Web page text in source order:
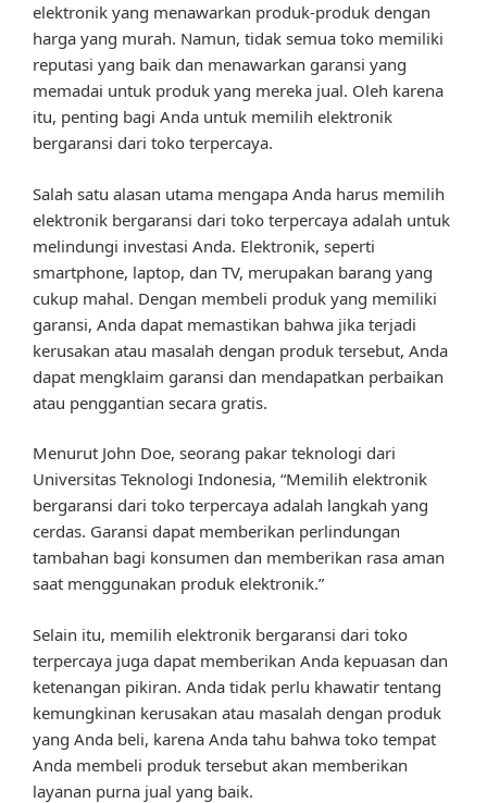
elektronik yang menawarkan produk-produk dengan
harga yang murah. Namun, tidak semua toko memiliki
reputasi yang baik dan menawarkan garansi yang
memadai untuk produk yang mereka jual. Oleh karena
itu, penting bagi Anda untuk memilih elektronik
bergaransi dari toko terpercaya.
Salah satu alasan utama mengapa Anda harus memilih
elektronik bergaransi dari toko terpercaya adalah untuk
melindungi investasi Anda. Elektronik, seperti
smartphone, laptop, dan TV, merupakan barang yang
cukup mahal. Dengan membeli produk yang memiliki
garansi, Anda dapat memastikan bahwa jika terjadi
kerusakan atau masalah dengan produk tersebut, Anda
dapat mengklaim garansi dan mendapatkan perbaikan
atau penggantian secara gratis.
Menurut John Doe, seorang pakar teknologi dari
Universitas Teknologi Indonesia, “Memilih elektronik
bergaransi dari toko terpercaya adalah langkah yang
cerdas. Garansi dapat memberikan perlindungan
tambahan bagi konsumen dan memberikan rasa aman
saat menggunakan produk elektronik.”
Selain itu, memilih elektronik bergaransi dari toko
terpercaya juga dapat memberikan Anda kepuasan dan
ketenangan pikiran. Anda tidak perlu khawatir tentang
kemungkinan kerusakan atau masalah dengan produk
yang Anda beli, karena Anda tahu bahwa toko tempat
Anda membeli produk tersebut akan memberikan
layanan purna jual yang baik.